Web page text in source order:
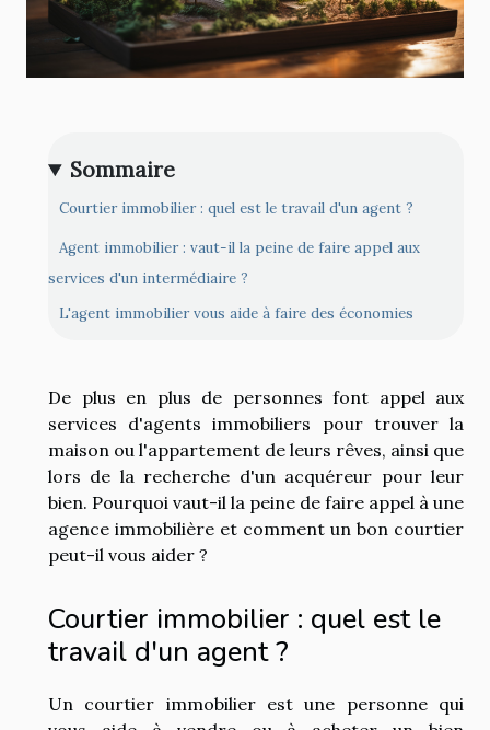
Sommaire
Courtier immobilier : quel est le travail d'un agent ?
Agent immobilier : vaut-il la peine de faire appel aux
services d'un intermédiaire ?
L'agent immobilier vous aide à faire des économies
De plus en plus de personnes font appel aux
services d'agents immobiliers pour trouver la
maison ou l'appartement de leurs rêves, ainsi que
lors de la recherche d'un acquéreur pour leur
bien. Pourquoi vaut-il la peine de faire appel à une
agence immobilière et comment un bon courtier
peut-il vous aider ?
Courtier immobilier : quel est le
travail d'un agent ?
Un courtier immobilier est une personne qui